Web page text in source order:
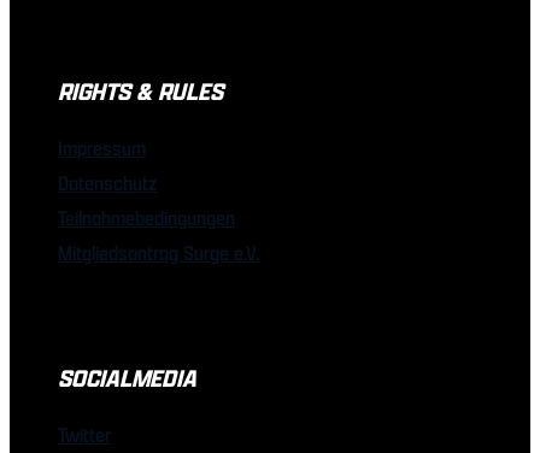
RIGHTS & RULES
Impressum
Datenschutz
Teilnahmebedingungen
Mitgliedsantrag Surge e.V.
SOCIALMEDIA
Twitter